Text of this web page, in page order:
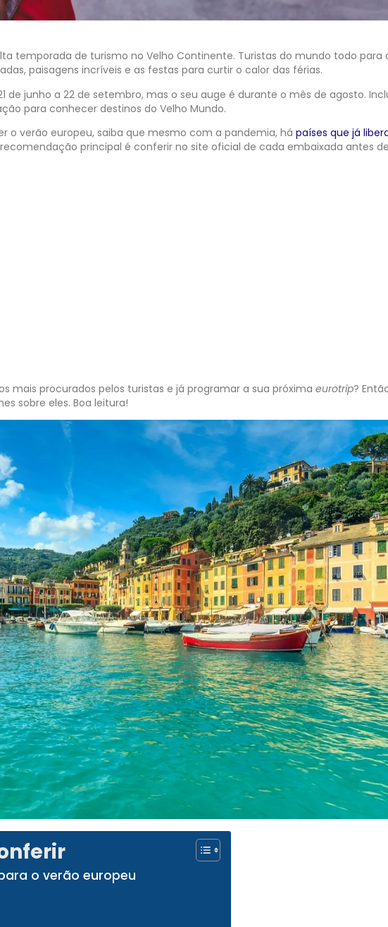
temporada de turismo no Velho Continente. Turistas do mundo todo para
paisagens incríveis e as festas para curtir o calor das férias.
de junho a 22 de setembro, mas o seu auge é durante o mês de agosto.
para conhecer destinos do Velho Mundo.
o verão europeu, saiba que mesmo com a pandemia, há países que já
principal é conferir no site oficial de cada embaixada antes de
mais procurados pelos turistas e já programar a sua próxima eurotrip?
sobre eles. Boa leitura!
o verão europeu